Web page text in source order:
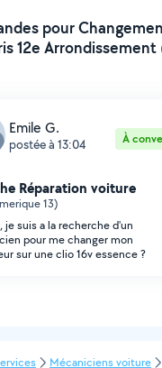
pour
12e
Emile G.
postée à 13:04 À
Réparation voiture
13)
je suis a la recherche d'un
pour me changer mon
sur une clio 16v essence ?
Mécaniciens voiture